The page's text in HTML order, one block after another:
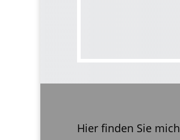
Hier finden Sie mich